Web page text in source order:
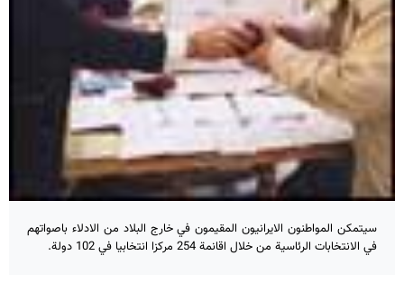
سيتمكن المواطنون الايرانيون المقيمون في خارج البلاد من الادلاء باصواتهم
في الانتخابات الرئاسية من خلال اقانمة 254 مركزا انتخابيا في 102 دولة.